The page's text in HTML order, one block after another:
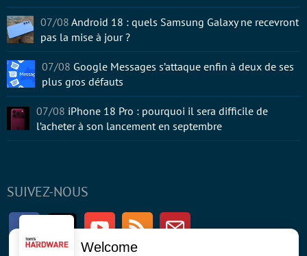
SUIVEZ-NOUS
FacebookTwitter Youtube RSS Newsletter
07/08 Android 18 : quels Samsung Galaxy ne recevront
pas la mise à jour ?
07/08 Google Messages s’attaque enfin à deux de ses
plus gros défauts
07/08 iPhone 18 Pro : pourquoi il sera difficile de
l’acheter à son lancement en septembre
Welcome